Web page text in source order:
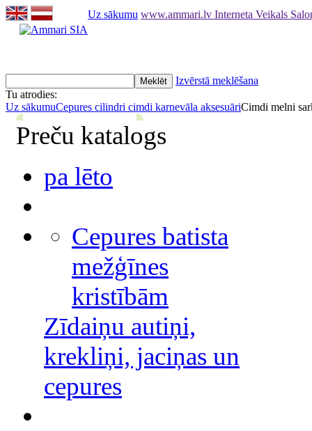
Uz sākumu www.ammari.lv Interneta Veikals
Izvērstā meklēšana
Tu atrodies:
Uz sākumuCepures cilindri cimdi karnevāla aksesuāriCimdi melni
Preču katalogs
pa lēto
Cepures batista
mežģīnes
kristībām
Zīdaiņu autiņi,
krekliņi, jaciņas un
cepures